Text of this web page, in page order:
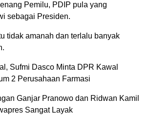
Pemilu, PDIP pula yang
sebagai Presiden.
tidak amanah dan terlalu banyak
Sufmi Dasco Minta DPR Kawal
2 Perusahaan Farmasi
Ganjar Pranowo dan Ridwan Kamil
Sangat Layak